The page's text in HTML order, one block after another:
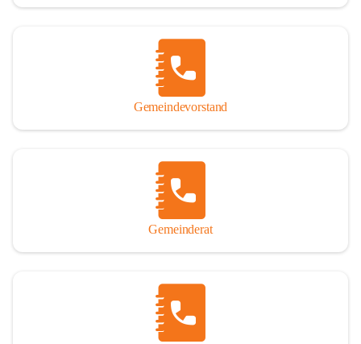
So darf ich Sie zu einer interessanten, vergnüglichen und
manchmal auch nachdenklich machenden Zeitreise durch die
Jahrhunderte, ja Jahrtausende alte Geschichte von der Steinzeit
einladen.
Gemeindevorstand
Gemeinderat